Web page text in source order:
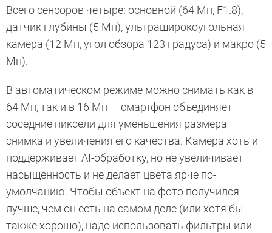
Всего сенсоров четыре: основной (64 Мп, F1.8),
датчик глубины (5 Мп), ультраширокоугольная
камера (12 Мп, угол обзора 123 градуса) и макро (5
Мп).
В автоматическом режиме можно снимать как в
64 Мп, так и в 16 Мп — смартфон объединяет
соседние пиксели для уменьшения размера
снимка и увеличения его качества. Камера хоть и
поддерживает AI-обработку, но не увеличивает
насыщенность и не делает цвета ярче по-
умолчанию. Чтобы объект на фото получился
лучше, чем он есть на самом деле (или хотя бы
также хорошо), надо использовать фильтры или